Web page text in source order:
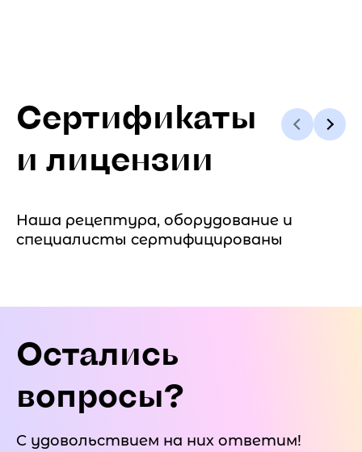
Сертификаты
и лицензии
Наша рецептура, оборудование и
специалисты сертифицированы
Остались
вопросы?
С удовольствием на них ответим!